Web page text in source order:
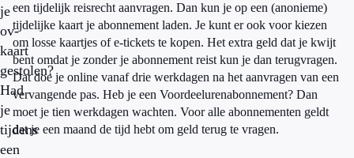
je
ov-
kaart
gestolen?
Had
je
tijdens
een
een tijdelijk reisrecht aanvragen. Dan kun je op een (anonieme)
tijdelijke kaart je abonnement laden. Je kunt er ook voor kiezen
om losse kaartjes of e-tickets te kopen. Het extra geld dat je kwijt
bent omdat je zonder je abonnement reist kun je dan terugvragen.
Dat doe je online vanaf drie werkdagen na het aanvragen van een
vervangende pas. Heb je een Voordeelurenabonnement? Dan
moet je tien werkdagen wachten. Voor alle abonnementen geldt
dat je een maand de tijd hebt om geld terug te vragen.